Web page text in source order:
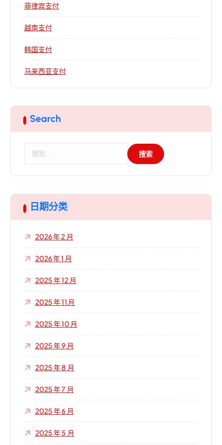
菲律宾支付
越南支付
韩国支付
马来西亚支付
Search
日期分类
2026 年 2 月
2026 年 1 月
2025 年 12 月
2025 年 11 月
2025 年 10 月
2025 年 9 月
2025 年 8 月
2025 年 7 月
2025 年 6 月
2025 年 5 月